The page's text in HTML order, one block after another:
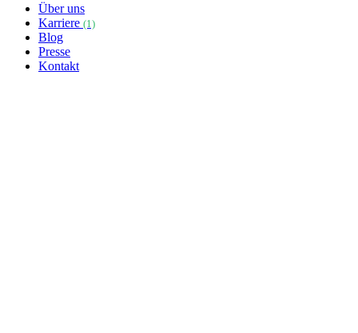
Über uns
Karriere (1)
Blog
Presse
Kontakt